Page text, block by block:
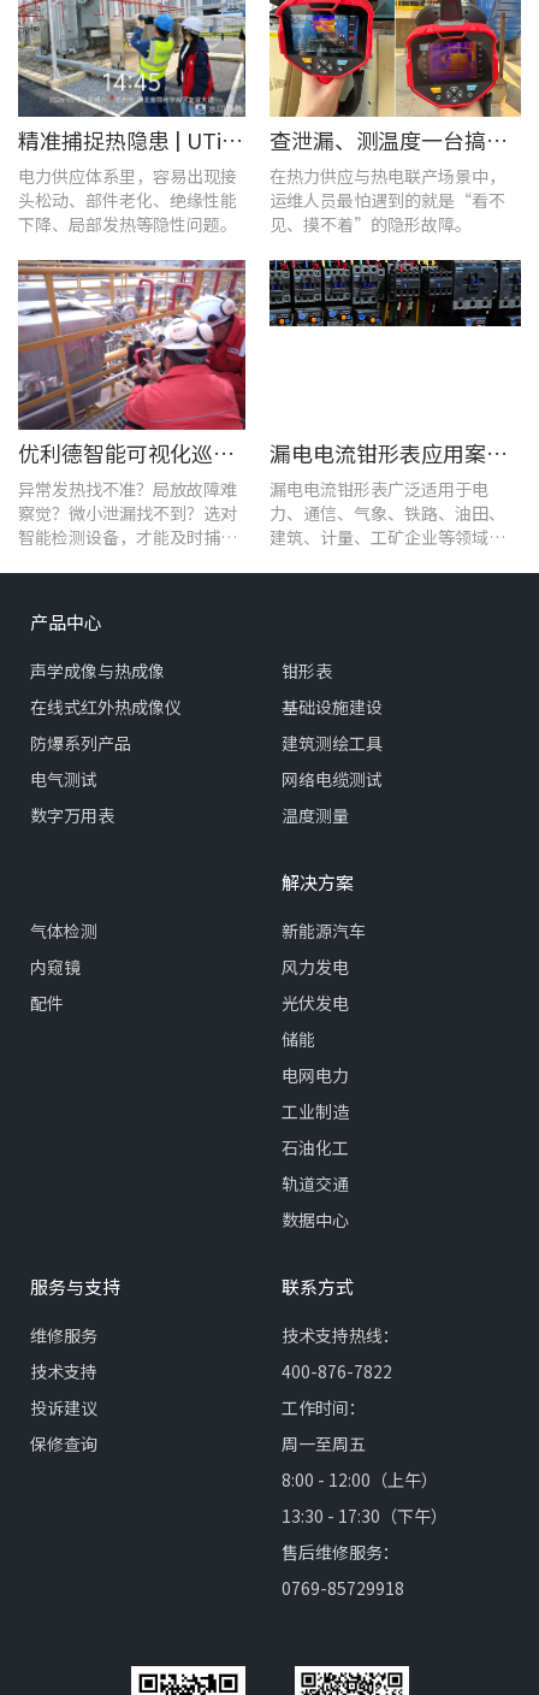
精准捕捉热隐患 | UTi1020C红外热成像仪在发电站的实测应用
电力供应体系里，容易出现接
头松动、部件老化、绝缘性能
下降、局部发热等隐性问题。
查泄漏、测温度一台搞定！UT568F红外声成像仪让设备巡检更高效
在热力供应与热电联产场景中，
运维人员最怕遇到的就是“看不
见、摸不着”的隐形故障。
优利德智能可视化巡检方案，护航油气行业高效运维
异常发热找不准？局放故障难
察觉？微小泄漏找不到？选对
智能检测设备，才能及时捕捉
漏电电流钳形表应用案例：电气设备检测
漏电电流钳形表广泛适用于电
力、通信、气象、铁路、油田、
建筑、计量、工矿企业等领域的
产品中心
声学成像与热成像
在线式红外热成像仪
防爆系列产品
电气测试
数字万用表
钳形表
基础设施建设
建筑测绘工具
网络电缆测试
温度测量
气体检测
内窥镜
配件
解决方案
新能源汽车
风力发电
光伏发电
储能
电网电力
工业制造
石油化工
轨道交通
数据中心
服务与支持
维修服务
技术支持
投诉建议
保修查询
联系方式
技术支持热线：
400-876-7822
工作时间：
周一至周五
8:00 - 12:00（上午）
13:30 - 17:30（下午）
售后维修服务：
0769-85729918